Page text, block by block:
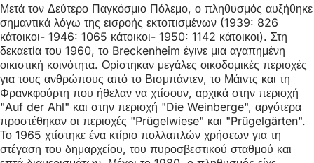
Μετά τον Δεύτερο Παγκόσμιο Πόλεμο, ο πληθυσμός αυξήθηκε
σημαντικά λόγω της εισροής εκτοπισμένων (1939: 826
κάτοικοι- 1946: 1065 κάτοικοι- 1950: 1142 κάτοικοι). Στη
δεκαετία του 1960, το Breckenheim έγινε μια αγαπημένη
οικιστική κοινότητα. Ορίστηκαν μεγάλες οικοδομικές περιοχές
για τους ανθρώπους από το Βισμπάντεν, το Μάιντς και τη
Φρανκφούρτη που ήθελαν να χτίσουν, αρχικά στην περιοχή
"Auf der Ahl" και στην περιοχή "Die Weinberge", αργότερα
προστέθηκαν οι περιοχές "Prügelwiese" και "Prügelgärten".
Το 1965 χτίστηκε ένα κτίριο πολλαπλών χρήσεων για τη
στέγαση του δημαρχείου, του πυροσβεστικού σταθμού και